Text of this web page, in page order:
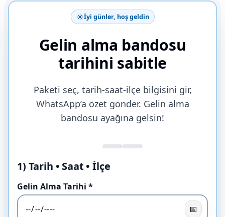
☀️İyi günler, hoş geldin
Gelin alma bandosu
tarihini sabitle
Paketi seç, tarih-saat-ilçe bilgisini gir,
WhatsApp’a özet gönder. Gelin alma
bandosu ayağına gelsin!
1) Tarih • Saat • İlçe
Gelin Alma Tarihi *
📅